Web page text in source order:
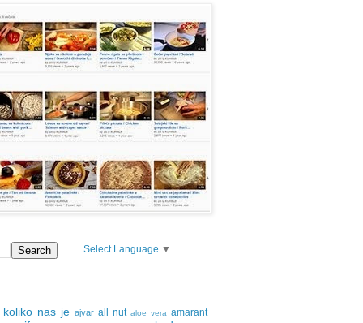
Select Language ▼
koliko nas je ajvar all nut aloe vera amarant